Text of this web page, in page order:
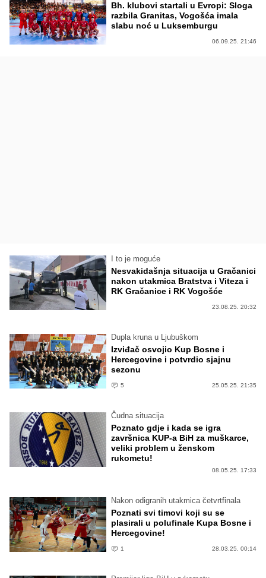
Bh. klubovi startali u Evropi: Sloga
razbila Granitas, Vogošća imala
slabu noć u Luksemburgu
06.09.25. 21:46
I to je moguće
Nesvakidašnja situacija u Gračanici
nakon utakmica Bratstva i Viteza i
RK Gračanice i RK Vogošće
23.08.25. 20:32
Dupla kruna u Ljubuškom
Izviđač osvojio Kup Bosne i
Hercegovine i potvrdio sjajnu
sezonu
5 25.05.25. 21:35
Čudna situacija
Poznato gdje i kada se igra
završnica KUP-a BiH za muškarce,
veliki problem u ženskom
rukometu!
08.05.25. 17:33
Nakon odigranih utakmica četvrtfinala
Poznati svi timovi koji su se
plasirali u polufinale Kupa Bosne i
Hercegovine!
1 28.03.25. 00:14